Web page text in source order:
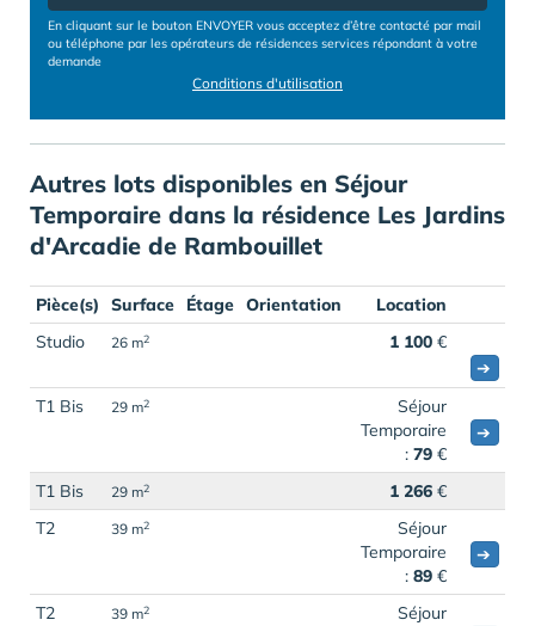
En cliquant sur le bouton ENVOYER vous acceptez d’être contacté par mail
ou téléphone par les opérateurs de résidences services répondant à votre
demande
Conditions d'utilisation
Autres lots disponibles en Séjour
Temporaire dans la résidence Les Jardins
d'Arcadie de Rambouillet
Pièce(s) Surface Étage Orientation
Location
Studio
26 m2 1 100 €
➔
T1 Bis
29 m2
Séjour
Temporaire
: 79 €
➔
T1 Bis 29 m2 1 266 €
T2
39 m2
Séjour
Temporaire
: 89 €
➔
T2 39 m2
Séjour